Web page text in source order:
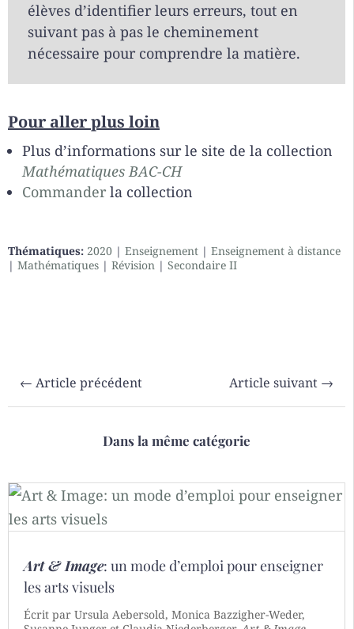
élèves d’identifier leurs erreurs, tout en
suivant pas à pas le cheminement
nécessaire pour comprendre la matière.
Pour aller plus loin
Plus d’informations sur le site de la collection
Mathématiques BAC-CH
Commander la collection
Thématiques: 2020 | Enseignement | Enseignement à distance
| Mathématiques | Révision | Secondaire II
← Article précédent Article suivant →
Dans la même catégorie
Art & Image: un mode d’emploi pour enseigner
les arts visuels
Écrit par Ursula Aebersold, Monica Bazzigher-Weder,